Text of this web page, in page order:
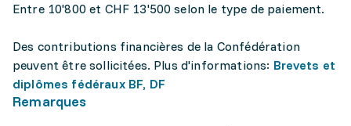
Entre 10'800 et CHF 13'500 selon le type de paiement.
Des contributions financières de la Confédération
peuvent être sollicitées. Plus d'informations: Brevets et
diplômes fédéraux BF, DF
Remarques